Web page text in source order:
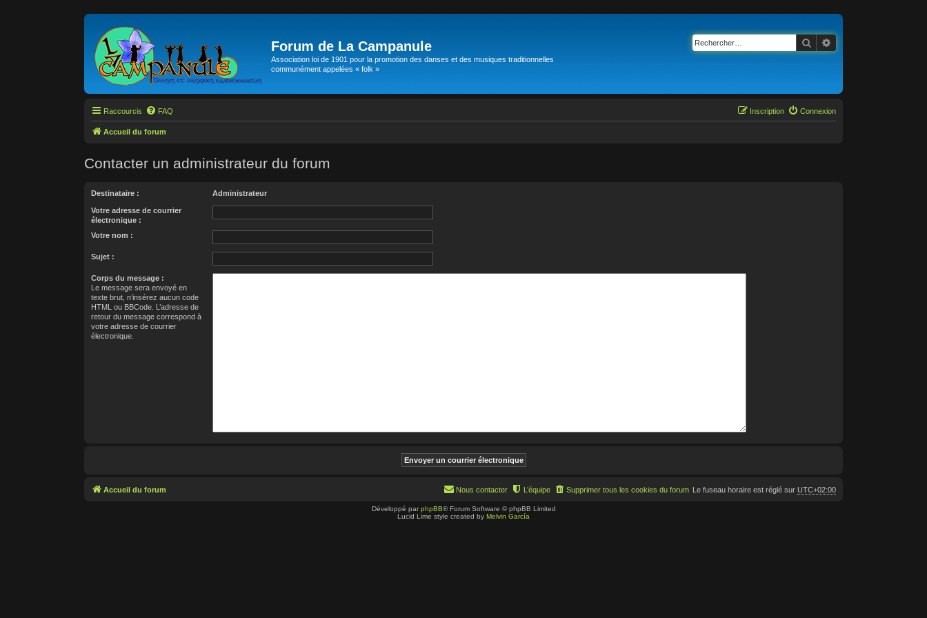
Forum de La Campanule
Association loi de 1901 pour la promotion des danses et des musiques traditionnelles
communément appelées « folk »
Rechercher
Raccourcis FAQ Connexion
Inscription
Accueil du forum
Contacter un administrateur du forum
Destinataire : Administrateur
Votre adresse de courrier
électronique :
Votre nom :
Sujet :
Corps du message :
Le message sera envoyé en
texte brut, n’insérez aucun code
HTML ou BBCode. L’adresse de
retour du message correspond à
votre adresse de courrier
électronique.
Accueil du forum Le fuseau horaire est réglé sur UTC+02:00
Supprimer tous les cookies du forum
L’équipe
Nous contacter
Développé par phpBB® Forum Software © phpBB Limited
Lucid Lime style created by Melvin García